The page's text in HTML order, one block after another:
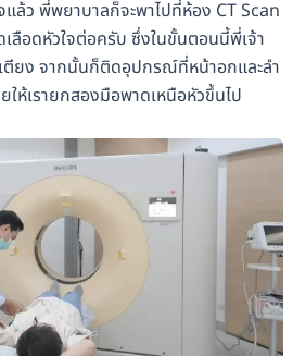
แล้ว พี่พยาบาลก็จะพาไปที่ห้อง CT Scan
ลือดหัวใจต่อครับ ซึ่งในขั้นตอนนี้พี่เจ้า
ตียง จากนั้นก็ติดอุปกรณ์ที่หน้าอกและลำ
เรายกสองมือพาดเหนือหัวขึ้นไป